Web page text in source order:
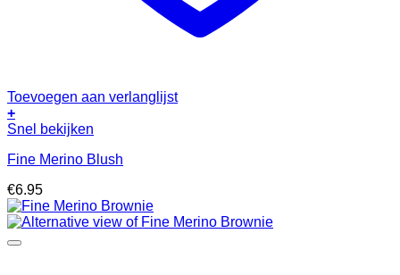
Toevoegen aan verlanglijst
+
Snel bekijken
Fine Merino Blush
€6.95